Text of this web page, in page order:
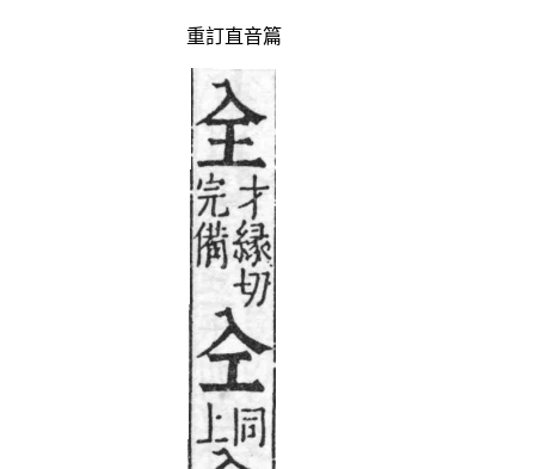
重訂直音篇